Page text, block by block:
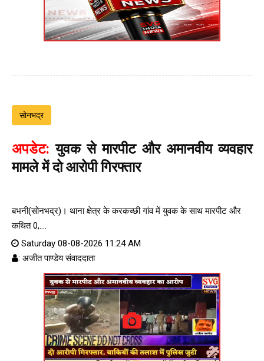
सोनभद्र
अपडेट: युवक से मारपीट और अमानवीय व्यवहार
मामले में दो आरोपी गिरफ्तार
बभनी(सोनभद्र)। थाना क्षेत्र के करकच्छी गांव में युवक के साथ मारपीट और
कथित 0,....
Saturday 08-08-2026 11:24 AM
: अजीत पाण्डेय संवाददाता